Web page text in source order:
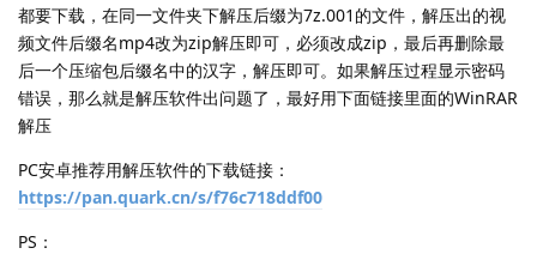
都要下载，在同一文件夹下解压后缀为7z.001的文件，解压出的视
频文件后缀名mp4改为zip解压即可，必须改成zip，最后再删除最
后一个压缩包后缀名中的汉字，解压即可。如果解压过程显示密码
错误，那么就是解压软件出问题了，最好用下面链接里面的WinRAR
解压
PC安卓推荐用解压软件的下载链接：
https://pan.quark.cn/s/f76c718ddf00
PS：